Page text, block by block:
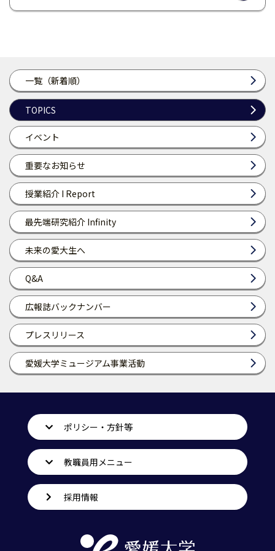
一覧（新着順）
TOPICS
イベント
重要なお知らせ
授業紹介 I Report
最先端研究紹介 Infinity
未来の愛大生へ
Q&A
広報誌バックナンバー
プレスリリース
愛媛大学ミュージアム事業活動
ポリシー・方針等
教職員用メニュー
採用情報